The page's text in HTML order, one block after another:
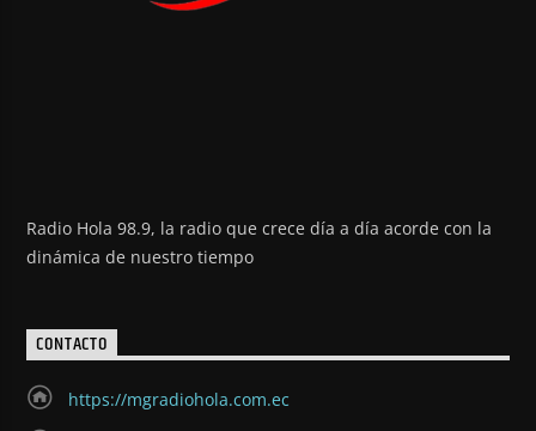
Radio Hola 98.9, la radio que crece día a día acorde con la
dinámica de nuestro tiempo
CONTACTO
https://mgradiohola.com.ec